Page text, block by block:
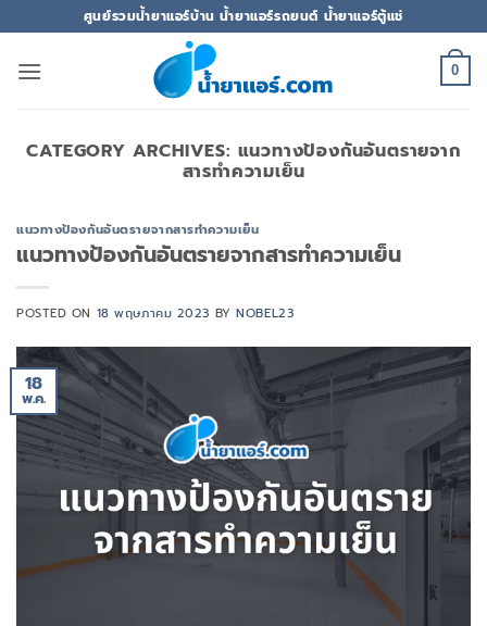
ไป
ยัง
ศูนย์รวมน้ำยาแอร์บ้าน น้ำยาแอร์รถยนต์ น้ำยาแอร์ตู้แช่
0
CATEGORY ARCHIVES: แนวทางป้องกันอันตรายจาก
สารทำความเย็น
แนวทางป้องกันอันตรายจากสารทำความเย็น
แนวทางป้องกันอันตรายจากสารทำความเย็น
POSTED ON 18 พฤษภาคม 2023 BYNOBEL23
18
พ.ค.